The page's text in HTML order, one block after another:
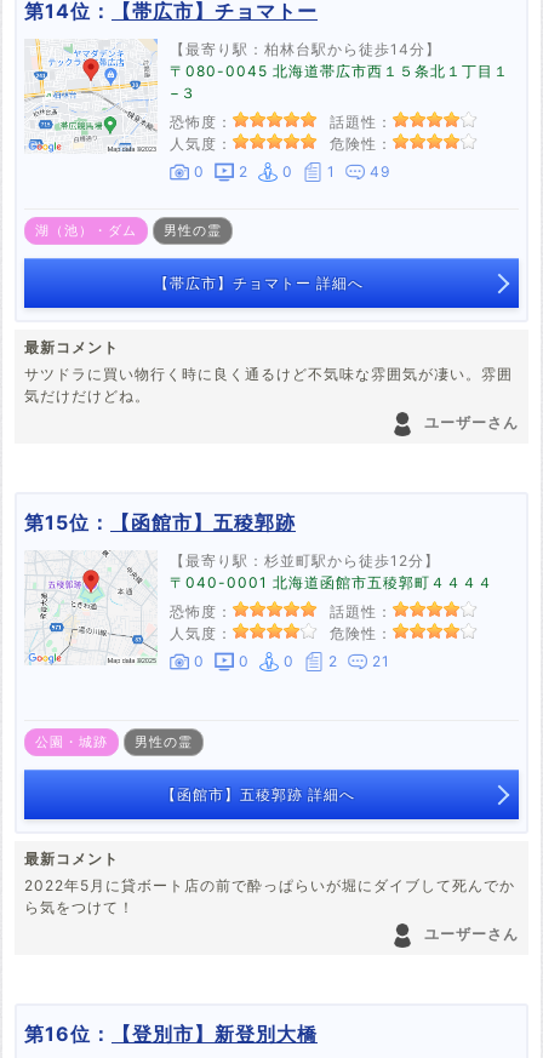
第14位： 【帯広市】チョマトー
【最寄り駅：柏林台駅から徒歩14分】
〒080-0045 北海道帯広市西１５条北１丁目１
−３
恐怖度：
話題性：
人気度：
危険性：
0
2 0 1 49
湖（池）・ダム 男性の霊
【帯広市】チョマトー 詳細へ
最新コメント
サツドラに買い物行く時に良く通るけど不気味な雰囲気が凄い。雰囲
気だけだけどね。
ユーザーさん
第15位： 【函館市】五稜郭跡
【最寄り駅：杉並町駅から徒歩12分】
〒040-0001 北海道函館市五稜郭町４４４４
恐怖度：
話題性：
人気度：
危険性：
0
0 0 2 21
公園・城跡 男性の霊
【函館市】五稜郭跡 詳細へ
最新コメント
2022年5月に貸ボート店の前で酔っぱらいが堀にダイブして死んでか
ら気をつけて！
ユーザーさん
第16位： 【登別市】新登別大橋